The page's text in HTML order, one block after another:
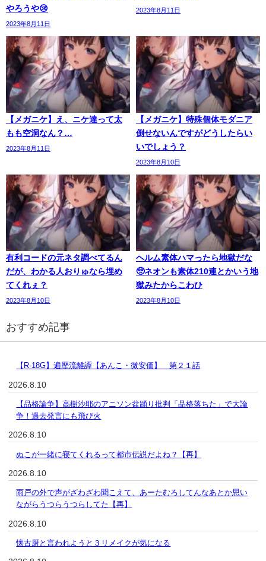
やろうや😢
2023年8月11日
2023年8月11日
【メガニケ】え、ニケ達って太
もも空洞なん？…
2023年8月11日
【メガニケ】特殊個体モダニア
倒せないんですがどうしたらい
いでしょう？
2023年8月10日
有利コードの元ネタ調べてるん
だが、わかる人おりゅなら埋め
てくれぇ？
2023年8月10日
ヘルム素体ハマったら地獄だな
🥺ネオンも素体210連とかいう地
獄みたからこわひ
2023年8月10日
おすすめ記事
【R-18G】遍歴流離譚【あんこ・微安価】 第２１話
2026.8.10
【品格論争】高樹沙耶のアニソン盆踊り批判「品格落ちた」で大論
争！過去発言にも飛び火
2026.8.10
ぬこが一緒に寝てくれるって都市伝説だよね？【再】
2026.8.10
雨戸の外で声がざわざわ聞こえて、あーたむろしてんなあとか思い
ながらうつらうつらしてた【再】
2026.8.10
懐古厨と言われようと３リメイクが気になる